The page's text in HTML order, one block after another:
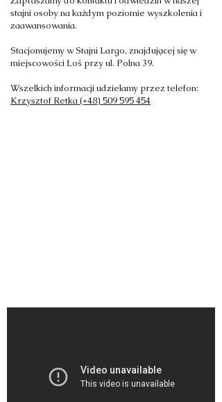
stajni osoby na każdym poziomie wyszkolenia i
zaawansowania.
Stacjonujemy w Stajni Largo, znajdującej się w
miejscowości Łoś przy ul. Polna 39.
Wszelkich informacji udzielamy przez telefon:
Krzysztof Retka (+48) 509 595 454